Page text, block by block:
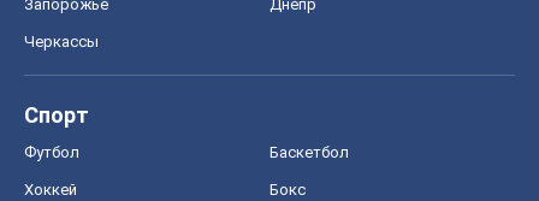
Запорожье Днепр
Черкассы
Спорт
Футбол Баскетбол
Хоккей Бокс